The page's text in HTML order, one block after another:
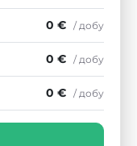
0 € / добу
0 € / добу
0 € / добу